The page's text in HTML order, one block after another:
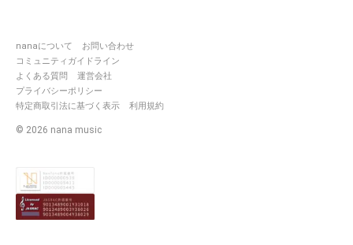
nanaについて
お問い合わせ
コミュニティガイドライン
よくある質問
運営会社
プライバシーポリシー
特定商取引法に基づく表示
利用規約
© 2026 nana music